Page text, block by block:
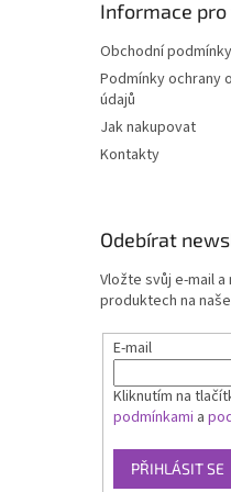
Informace pro
Obchodní podmínky
Podmínky ochrany
údajů
Jak nakupovat
Kontakty
Odebírat
Vložte svůj e-mail
produktech na
E-mail
Kliknutím na
podmínkami a
PŘIHLÁSIT SE